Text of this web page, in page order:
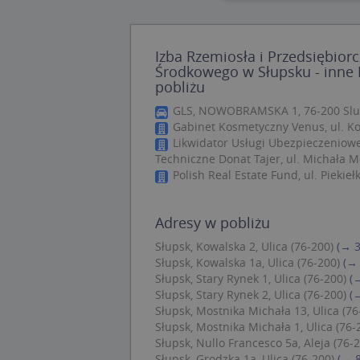
Izba Rzemiosła i
Środkowego w Słupsku - inne
pobliżu
GLS, NOWOBRAMSKA 1, 76-200
Gabinet Kosmetyczny Venus, ul.
Likwidator Usługi
Techniczne Donat Tajer, ul. Michała
Polish Real Estate Fund, ul.
Adresy w pobliżu
Słupsk, Kowalska 2, Ulica (76-200) (→
Słupsk, Kowalska 1a, Ulica (76-200) (→
Słupsk, Stary Rynek 1, Ulica (76-200)
Słupsk, Stary Rynek 2, Ulica (76-200)
Słupsk, Mostnika Michała 13, Ulica
Słupsk, Mostnika Michała 1, Ulica (76-
Słupsk, Nullo Francesco 5a, Aleja (76-
Niezbędne pliki
zarządzanie
APPSESSID
Nazwa
_ga_DEEKR6C5LV
Nazwa
MUID
Nazwa